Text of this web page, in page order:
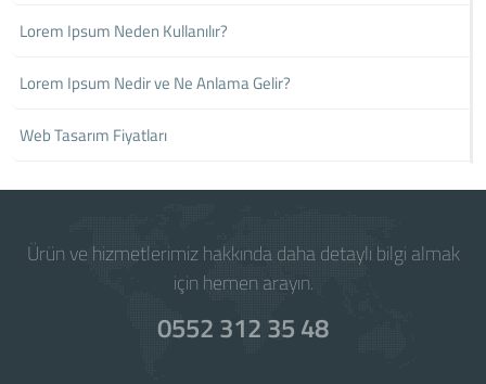
Lorem Ipsum Neden Kullanılır?
Lorem Ipsum Nedir ve Ne Anlama Gelir?
Web Tasarım Fiyatları
Ürün ve hizmetlerimiz hakkında daha detaylı bilgi almak
için hemen arayın.
0552 312 35 48